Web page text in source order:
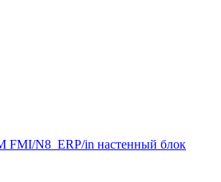
FMI/N8_ERP/in настенный блок